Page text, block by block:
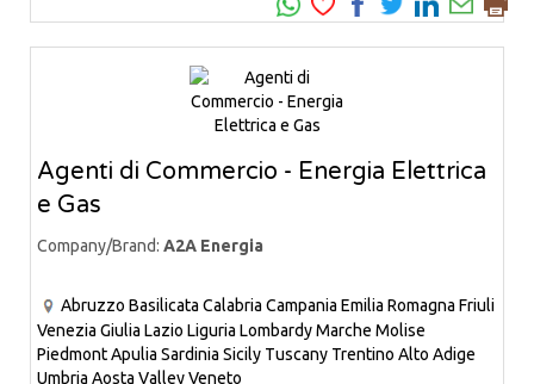
Agenti di Commercio - Energia Elettrica
e Gas
Company/Brand: A2A Energia
Abruzzo Basilicata Calabria Campania Emilia Romagna Friuli
Venezia Giulia Lazio Liguria LombardyMarche Molise
PiedmontApulia Sardinia Sicily Tuscany Trentino Alto Adige
Umbria Aosta ValleyVeneto